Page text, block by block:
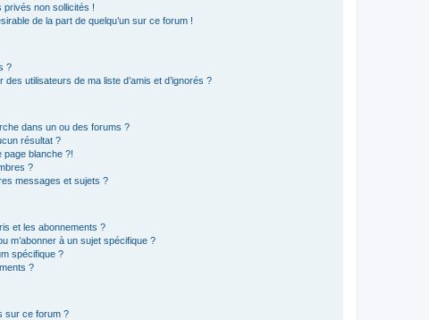
non sollicités !
de la part de quelqu’un sur ce forum !
?
utilisateurs de ma liste d’amis et d’ignorés ?
dans un ou des forums ?
résultat ?
page blanche ?!
?
messages et sujets ?
et les abonnements ?
m’abonner à un sujet spécifique ?
spécifique ?
?
sur ce forum ?